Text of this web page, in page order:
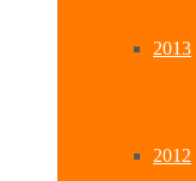
2013
2012